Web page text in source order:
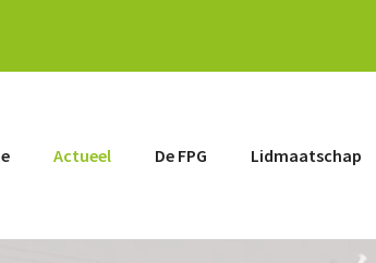
Actueel De FPG Lidmaatschap